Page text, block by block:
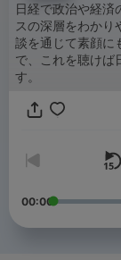
日経で政治や経済
スの深層をわかり
談を通じて素顔に
で、これを聴けば
す。
00:00